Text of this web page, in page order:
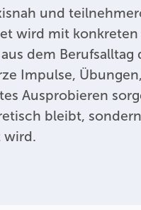
und
wird mit konkreten
dem Berufsalltag
Impulse,
Ausprobieren
bleibt,
wird.